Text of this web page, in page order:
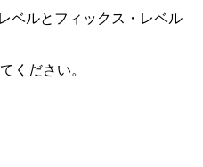
ベルとフィックス・レベル
ください。